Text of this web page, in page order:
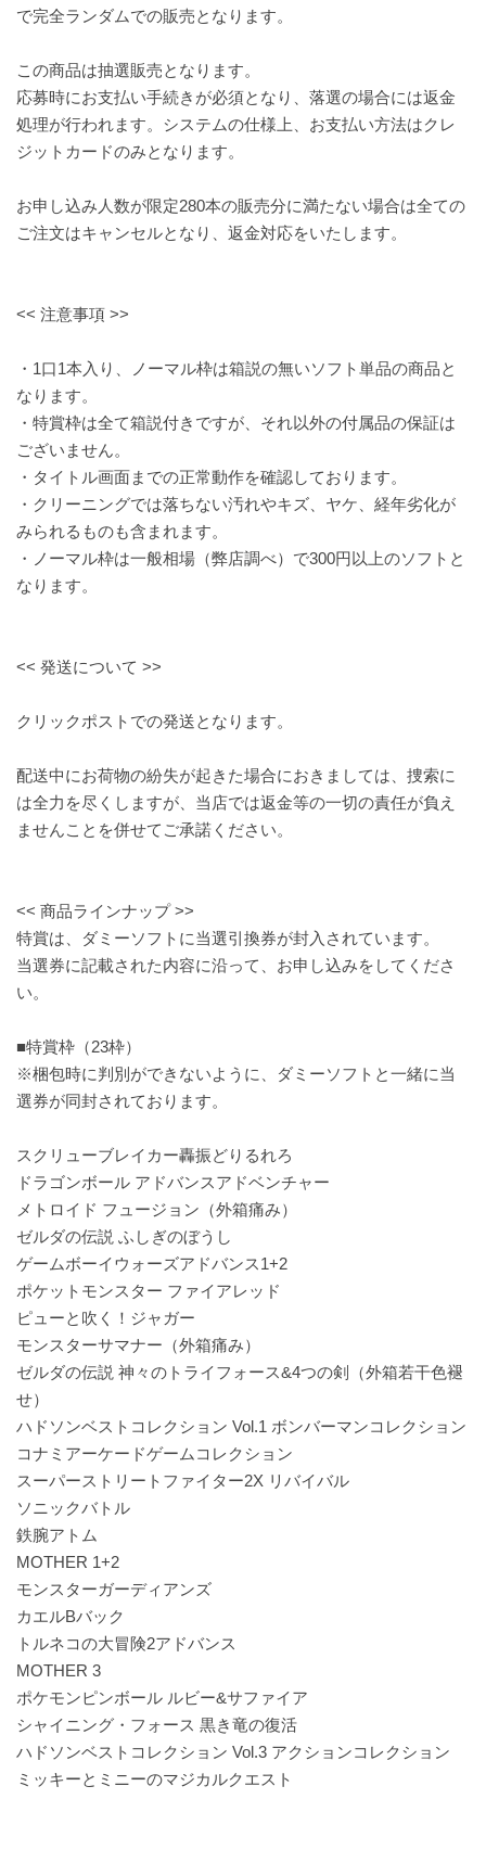
で完全ランダムでの販売となります。
この商品は抽選販売となります。
応募時にお支払い手続きが必須となり、落選の場合には返金
処理が行われます。システムの仕様上、お支払い方法はクレ
ジットカードのみとなります。
お申し込み人数が限定280本の販売分に満たない場合は全ての
ご注文はキャンセルとなり、返金対応をいたします。
<< 注意事項 >>
・1口1本入り、ノーマル枠は箱説の無いソフト単品の商品と
なります。
・特賞枠は全て箱説付きですが、それ以外の付属品の保証は
ございません。
・タイトル画面までの正常動作を確認しております。
・クリーニングでは落ちない汚れやキズ、ヤケ、経年劣化が
みられるものも含まれます。
・ノーマル枠は一般相場（弊店調べ）で300円以上のソフトと
なります。
<< 発送について >>
クリックポストでの発送となります。
配送中にお荷物の紛失が起きた場合におきましては、捜索に
は全力を尽くしますが、当店では返金等の一切の責任が負え
ませんことを併せてご承諾ください。
<< 商品ラインナップ >>
特賞は、ダミーソフトに当選引換券が封入されています。
当選券に記載された内容に沿って、お申し込みをしてくださ
い。
■特賞枠（23枠）
※梱包時に判別ができないように、ダミーソフトと一緒に当
選券が同封されております。
スクリューブレイカー轟振どりるれろ
ドラゴンボール アドバンスアドベンチャー
メトロイド フュージョン（外箱痛み）
ゼルダの伝説 ふしぎのぼうし
ゲームボーイウォーズアドバンス1+2
ポケットモンスター ファイアレッド
ピューと吹く！ジャガー
モンスターサマナー（外箱痛み）
ゼルダの伝説 神々のトライフォース&4つの剣（外箱若干色褪
せ）
ハドソンベストコレクション Vol.1 ボンバーマンコレクション
コナミアーケードゲームコレクション
スーパーストリートファイター2X リバイバル
ソニックバトル
鉄腕アトム
MOTHER 1+2
モンスターガーディアンズ
カエルBバック
トルネコの大冒険2アドバンス
MOTHER 3
ポケモンピンボール ルビー&サファイア
シャイニング・フォース 黒き竜の復活
ハドソンベストコレクション Vol.3 アクションコレクション
ミッキーとミニーのマジカルクエスト